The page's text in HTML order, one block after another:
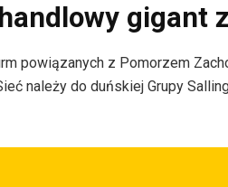
gigant
powiązanych z Pomorzem
należy do duńskiej Grupy